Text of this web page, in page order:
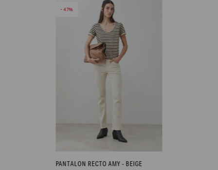
47
PANTALON RECTO AMY - BEIGE